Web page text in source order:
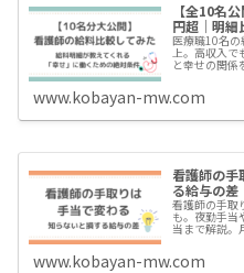
【全10名
円超｜明細
医療職10名
上。高収入で
と幸せの関
www.kobayan-mw.com
看護師の手
る給与の差
看護師の手取
も。夜勤手当
当まで解説。
www.kobayan-mw.com